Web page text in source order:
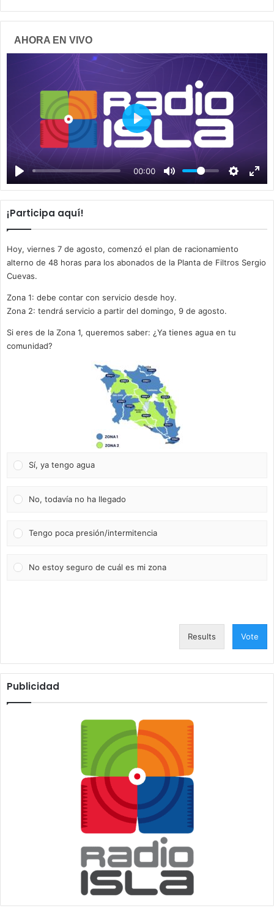
AHORA EN VIVO
00:00
P
a
y
¡Participa aquí!
Hoy, viernes 7 de agosto, comenzó el plan de racionamiento
alterno de 48 horas para los abonados de la Planta de Filtros Sergio
Cuevas.
Zona 1: debe contar con servicio desde hoy.
Zona 2: tendrá servicio a partir del domingo, 9 de agosto.
Si eres de la Zona 1, queremos saber: ¿Ya tienes agua en tu
comunidad?
Sí, ya tengo agua
No, todavía no ha llegado
Tengo poca presión/intermitencia
No estoy seguro de cuál es mi zona
Results Vote
Publicidad